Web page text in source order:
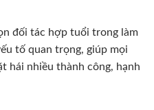
đối tác hợp tuổi trong làm
tố quan trọng, giúp mọi
hái nhiều thành công, hạnh